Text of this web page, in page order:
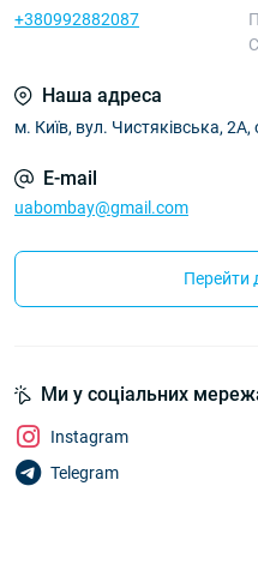
+380992882087
Наша адреса
м. Київ, вул. Чистяківська, 2А,
E-mail
uabombay@gmail.com
Перейти
Ми у соціальних
Instagram
Telegram